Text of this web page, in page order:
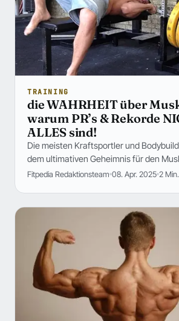
TRAINING
die WAHRHEIT über
warum PR’s & Rekorde
ALLES sind!
Die meisten Kraftsportler und
dem ultimativen Geheimnis für den
Fitpedia Redaktionsteam 08. Apr. 2025 2 Min.